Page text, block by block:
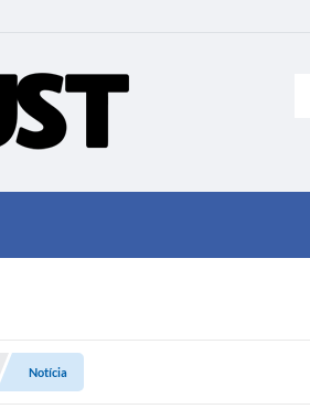
Notícia